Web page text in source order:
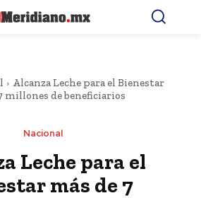
Alcanza Leche para el Bienestar
millones de beneficiarios
Nacional
Leche para el
más de 7